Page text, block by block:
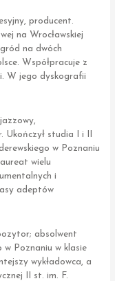
producent.
na Wrocławskiej
na dwóch
Współpracuje z
W jego dyskografii
studia I i II
w Poznaniu
wielu
i
adeptów
absolwent
w Poznaniu w klasie
wykładowca, a
II st. im. F.